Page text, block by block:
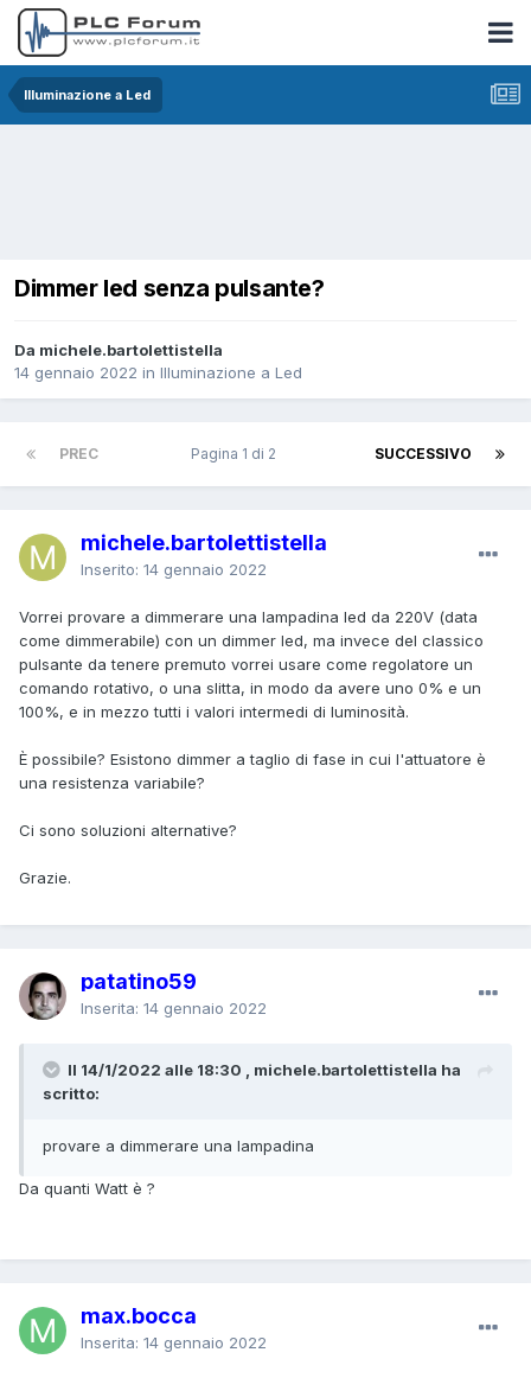
Illuminazione a Led
Dimmer led senza pulsante?
Da michele.bartolettistella
14 gennaio 2022 in Illuminazione a Led
PREC SUCCESSIVO
Pagina 1 di 2
michele.bartolettistella
Inserito: 14 gennaio 2022
Vorrei provare a dimmerare una lampadina led da 220V (data
come dimmerabile) con un dimmer led, ma invece del classico
pulsante da tenere premuto vorrei usare come regolatore un
comando rotativo, o una slitta, in modo da avere uno 0% e un
100%, e in mezzo tutti i valori intermedi di luminosità.
È possibile? Esistono dimmer a taglio di fase in cui l'attuatore è
una resistenza variabile?
Ci sono soluzioni alternative?
Grazie.
patatino59
Inserita: 14 gennaio 2022
Il 14/1/2022 alle 18:30 , michele.bartolettistella ha
scritto:
provare a dimmerare una lampadina
Da quanti Watt è ?
max.bocca
Inserita: 14 gennaio 2022